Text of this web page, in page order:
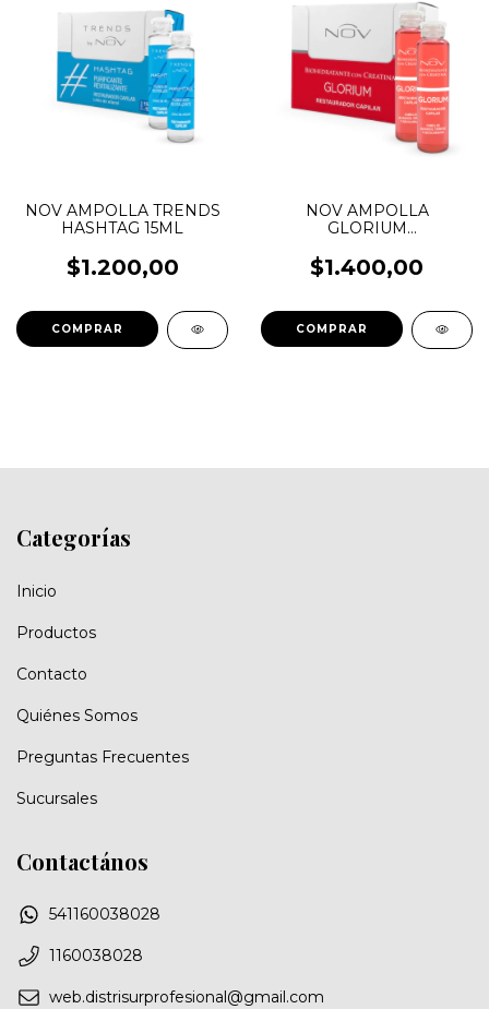
NOV AMPOLLA TRENDS
HASHTAG 15ML
$1.200,00
NOV AMPOLLA
GLORIUM
CREATINA 15ML
$1.400,00
Categorías
Inicio
Productos
Contacto
Quiénes Somos
Preguntas Frecuentes
Sucursales
Contactános
541160038028
1160038028
web.distrisurprofesional@gmail.com